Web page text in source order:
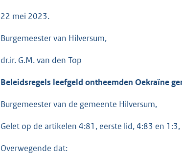
22 mei 2023.
Burgemeester van Hilversum,
dr.ir. G.M. van den Top
Beleidsregels leefgeld ontheemden Oekraïne
Burgemeester van de gemeente Hilversum,
Gelet op de artikelen 4:81, eerste lid, 4:83 en
Overwegende dat: